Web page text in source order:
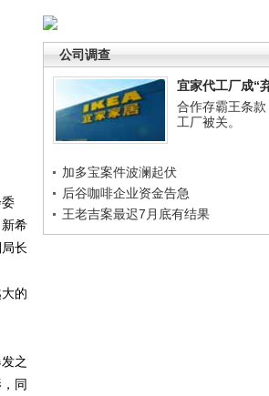
公司调查
宜家代工厂成“
合作存霸王条
工厂被关。
加多宝案件波澜起伏
后谷咖啡企业资金告急
王老吉案最迟7月底有结果
希
长
的
之
同